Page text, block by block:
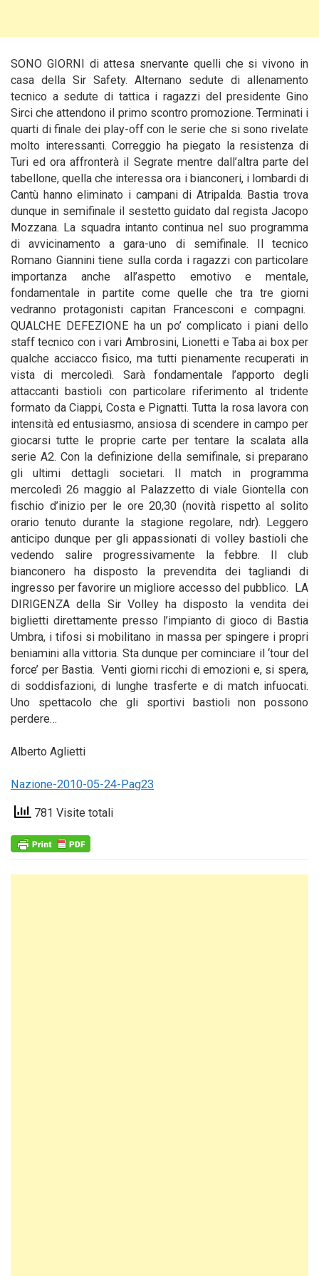
SONO GIORNI di attesa snervante quelli che si vivono in
casa della Sir Safety. Alternano sedute di allenamento
tecnico a sedute di tattica i ragazzi del presidente Gino
Sirci che attendono il primo scontro promozione. Terminati i
quarti di finale dei play-off con le serie che si sono rivelate
molto interessanti. Correggio ha piegato la resistenza di
Turi ed ora affronterà il Segrate mentre dall’altra parte del
tabellone, quella che interessa ora i bianconeri,i lombardi di
Cantù hanno eliminato i campani di Atripalda. Bastia trova
dunque in semifinale il sestetto guidato dal regista Jacopo
Mozzana. La squadra intanto continua nel suo programma
di avvicinamento a gara-uno di semifinale. Il tecnico
Romano Giannini tiene sulla corda i ragazzi con particolare
importanza anche all’aspetto emotivo e mentale,
fondamentale in partite come quelle che tra tre giorni
vedranno protagonisti capitan Francesconi e compagni.
QUALCHE DEFEZIONE ha un po’ complicato i piani dello
staff tecnico con i vari Ambrosini, Lionetti e Taba ai box per
qualche acciacco fisico, ma tutti pienamente recuperati in
vista di mercoledì. Sarà fondamentale l’apporto degli
attaccanti bastioli con particolare riferimento al tridente
formato da Ciappi, Costa e Pignatti. Tutta la rosa lavora con
intensità ed entusiasmo, ansiosa di scendere in campo per
giocarsi tutte le proprie carte per tentare la scalata alla
serie A2. Con la definizione della semifinale, si preparano
gli ultimi dettagli societari. Il match in programma
mercoledì 26 maggio al Palazzetto di viale Giontella con
fischio d’inizio per le ore 20,30 (novità rispetto al solito
orario tenuto durante la stagione regolare, ndr). Leggero
anticipo dunque per gli appassionati di volley bastioli che
vedendo salire progressivamente la febbre. Il club
bianconero ha disposto la prevendita dei tagliandi di
ingresso per favorire un migliore accesso del pubblico. LA
DIRIGENZA della Sir Volley ha disposto la vendita dei
biglietti direttamente presso l’impianto di gioco di Bastia
Umbra, i tifosi si mobilitano in massa per spingere i propri
beniamini alla vittoria. Sta dunque per cominciare il ‘tour del
force’ per Bastia. Venti giorni ricchi di emozioni e, si spera,
di soddisfazioni, di lunghe trasferte e di match infuocati.
Uno spettacolo che gli sportivi bastioli non possono
perdere…
Alberto Aglietti
Nazione-2010-05-24-Pag23
781 Visite totali